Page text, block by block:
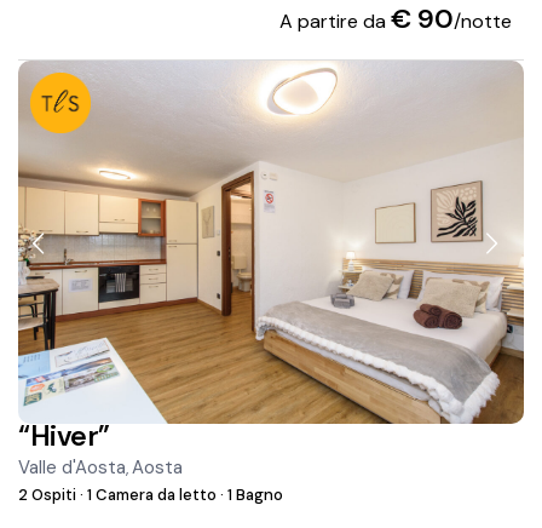
A partire da€ 90/notte
“Hiver”
Valle d'Aosta,Aosta
2 Ospiti· 1 Camera da letto· 1 Bagno